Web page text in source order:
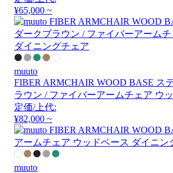
¥65,000 ~
muuto
FIBER ARMCHAIR WOOD BASE ス
ラウン / ファイバーアームチェア ウ
定価/上代:
¥82,000 ~
muuto